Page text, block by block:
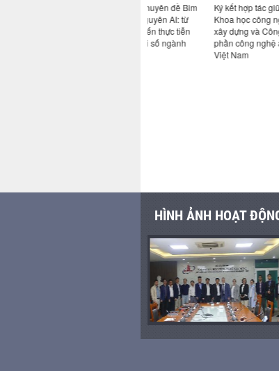
Ký kết hợp tác giữa Viện
Khoa học công nghệ
xây dựng và Công ty cổ
phần công nghệ an toàn
Hội
vụ
HÌNH ẢNH HOẠT